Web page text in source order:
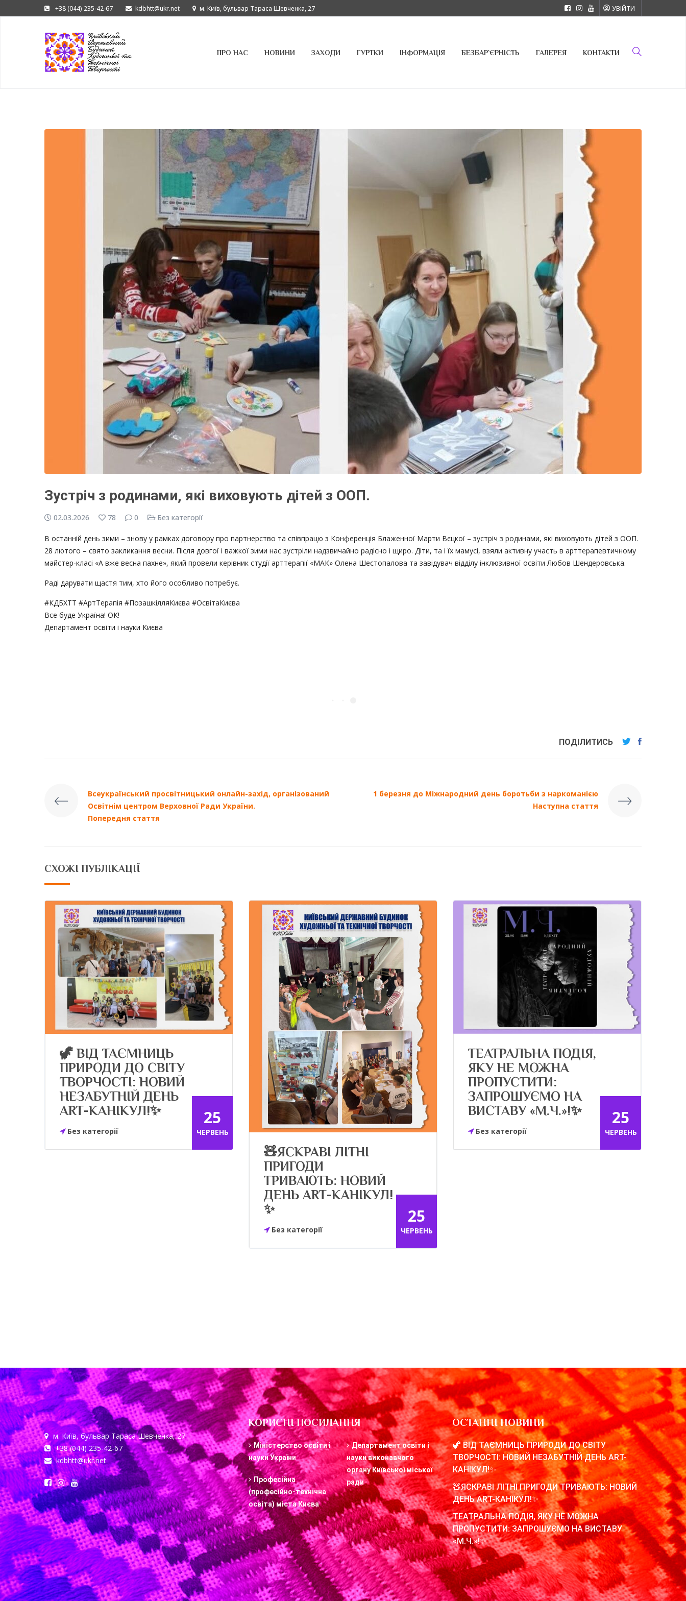
+38 (044) 235-42-67 kdbhtt@ukr.net м. Київ, бульвар Тараса Шевченка, 27 УВІЙТИ
ПРО НАС НОВИНИ ЗАХОДИ ГУРТКИ ІНФОРМАЦІЯ БЕЗБАР`ЄРНІСТЬ ГАЛЕРЕЯ КОНТАКТИ
Зустріч з родинами, які виховують дітей з ООП.
02.03.2026 78 0 Без категорії
В останній день зими – знову у рамках договору про партнерство та співпрацю з Конференція Блаженної Марти Вєцкої – зустріч з родинами, які виховують дітей з ООП.
28 лютого – свято закликання весни. Після довгої і важкої зими нас зустріли надзвичайно радісно і щиро. Діти, та і їх мамусі, взяли активну участь в арттерапевтичному
майстер-класі «А вже весна пахне», який провели керівник студії арттерапії «МАК» Олена Шестопалова та завідувач відділу інклюзивної освіти Любов Шендеровська.
Раді дарувати щастя тим, хто його особливо потребує.
#КДБХТТ #АртТерапія #ПозашкілляКиєва #ОсвітаКиєва
Все буде Україна! ОК!
Департамент освіти і науки Києва
ПОДІЛИТИСЬ
Всеукраїнський просвітницький онлайн-захід, організований
Освітнім центром Верховної Ради України.
Попередня стаття
1 березня до Міжнародний день боротьби з наркоманією
Наступна стаття
СХОЖІ ПУБЛІКАЦІЇ
🦖 ВІД ТАЄМНИЦЬ
ПРИРОДИ ДО СВІТУ
ТВОРЧОСТІ: НОВИЙ
НЕЗАБУТНІЙ ДЕНЬ
ART-КАНІКУЛ!✨
Без категорії
25
ЧЕРВЕНЬ
🧸ЯСКРАВІ ЛІТНІ
ПРИГОДИ
ТРИВАЮТЬ: НОВИЙ
ДЕНЬ ART-КАНІКУЛ!
✨
Без категорії
25
ЧЕРВЕНЬ
ТЕАТРАЛЬНА ПОДІЯ,
ЯКУ НЕ МОЖНА
ПРОПУСТИТИ:
ЗАПРОШУЄМО НА
ВИСТАВУ «М.Ч.»!✨
Без категорії
25
ЧЕРВЕНЬ
м. Київ, бульвар Тараса Шевченка, 27
+38 (044) 235-42-67
kdbhtt@ukr.net
КОРИСНІ ПОСИЛАННЯ
Міністерство освіти і
науки України
Професійна
(професійно-технічна
освіта) міста Києва
Департамент освіти і
науки виконавчого
органу Київської міської
ради
ОСТАННІ НОВИНИ
🦖 ВІД ТАЄМНИЦЬ ПРИРОДИ ДО СВІТУ
ТВОРЧОСТІ: НОВИЙ НЕЗАБУТНІЙ ДЕНЬ ART-
КАНІКУЛ!✨
🧸ЯСКРАВІ ЛІТНІ ПРИГОДИ ТРИВАЮТЬ: НОВИЙ
ДЕНЬ ART-КАНІКУЛ!✨
ТЕАТРАЛЬНА ПОДІЯ, ЯКУ НЕ МОЖНА
ПРОПУСТИТИ: ЗАПРОШУЄМО НА ВИСТАВУ
«М.Ч.»!✨